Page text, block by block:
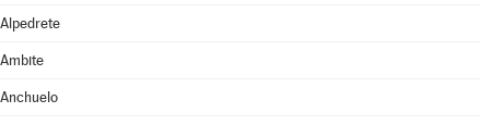
Alpedrete
Ambite
Anchuelo